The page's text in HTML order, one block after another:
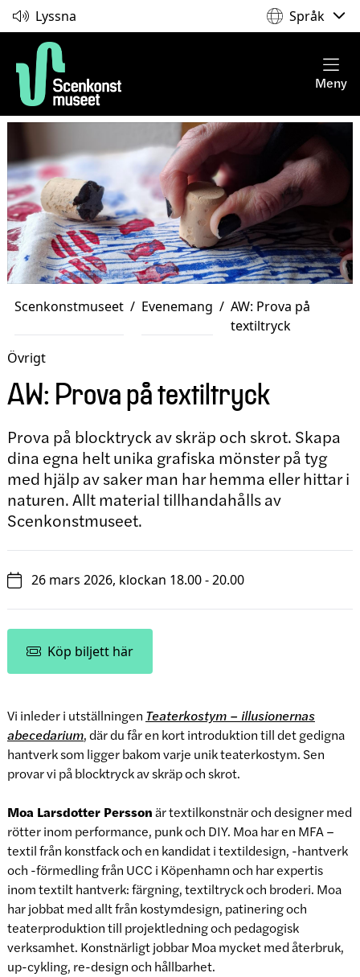
Lyssna Språk
Meny
Scenkonstmuseet / Evenemang / AW: Prova på
textiltryck
Övrigt
AW: Prova på textiltryck
Prova på blocktryck av skräp och skrot. Skapa
dina egna helt unika grafiska mönster på tyg
med hjälp av saker man har hemma eller hittar i
naturen. Allt material tillhandahålls av
Scenkonstmuseet.
26 mars 2026, klockan 18.00 - 20.00
Köp biljett här
Vi inleder i utställningen Teaterkostym – illusionernas
abecedarium, där du får en kort introduktion till det gedigna
hantverk som ligger bakom varje unik teaterkostym. Sen
provar vi på blocktryck av skräp och skrot.
Moa Larsdotter Perssonär textilkonstnär och designer med
rötter inom performance, punk och DIY. Moa har en MFA –
textil från konstfack och en kandidat i textildesign, -hantverk
och -förmedling från UCC i Köpenhamn och har expertis
inom textilt hantverk: färgning, textiltryck och broderi. Moa
har jobbat med allt från kostymdesign, patinering och
teaterproduktion till projektledning och pedagogisk
verksamhet. Konstnärligt jobbar Moa mycket med återbruk,
up-cykling, re-design och hållbarhet.